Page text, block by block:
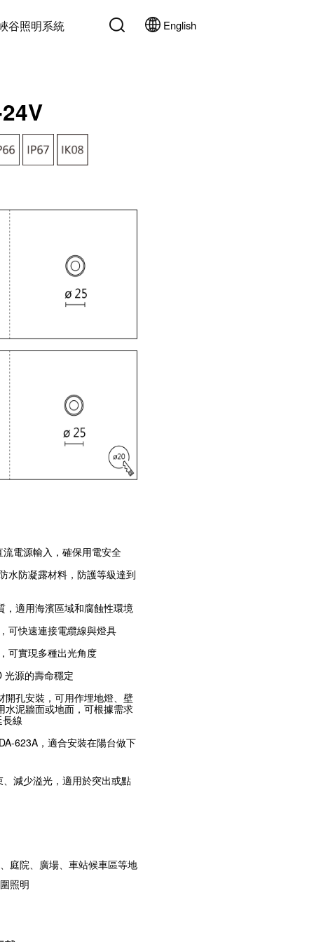
谷照明系統 English
電源輸入，確保用電安全
水防凝露材料，防護等級達到
，適用海濱區域和腐蝕性環境
可快速連接電纜線與燈具
可實現多種出光角度
光源的壽命穩定
開孔安裝，可用作埋地燈、壁
水泥牆面或地面，可根據需求
線
623A，適合安裝在陽台做下
減少溢光，適用於突出或點
庭院、廣場、車站候車區等地
照明